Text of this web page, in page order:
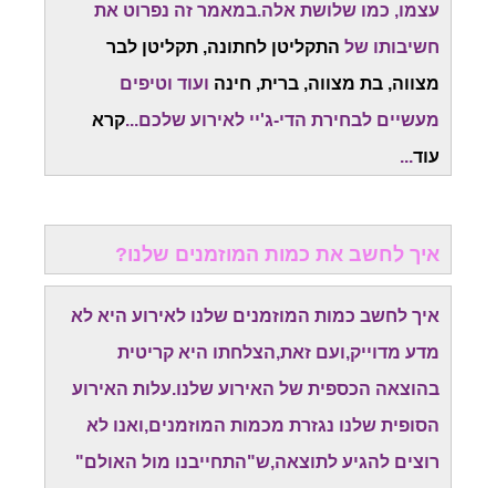
עצמו, כמו שלושת אלה.במאמר זה נפרוט את
חשיבותו של התקליטן לחתונה, תקליטן לבר
מצווה, בת מצווה, ברית, חינה ועוד וטיפים
מעשיים לבחירת הדי-ג'יי לאירוע שלכם...קרא
עוד...
איך לחשב את כמות המוזמנים שלנו?
איך לחשב כמות המוזמנים שלנו לאירוע היא לא
מדע מדוייק,ועם זאת,הצלחתו היא קריטית
בהוצאה הכספית של האירוע שלנו.עלות האירוע
הסופית שלנו נגזרת מכמות המוזמנים,ואנו לא
רוצים להגיע לתוצאה,ש"התחייבנו מול האולם"